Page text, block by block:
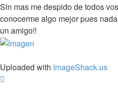
Sin mas me despido de todos
conocerme algo mejor pues
un amigo!!
Uploaded with ImageShack.us